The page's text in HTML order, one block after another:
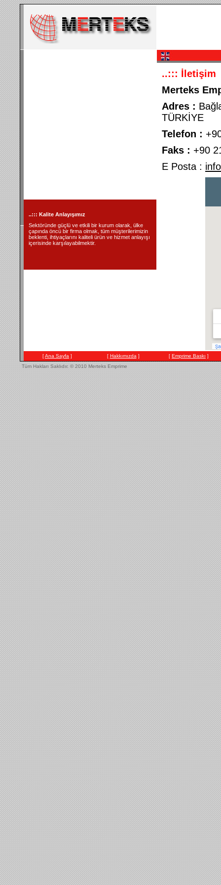
..::: Kalite Anlayışımız
Sektöründe güçlü ve etkili bir kurum olarak, ülke
çapında öncü bir firma olmak, tüm müşterilerimizin
beklenti, ihtiyaçlarını kaliteli ürün ve hizmet anlayışı
içerisinde karşılayabilmektir.
..::: İletişim
Merteks
Adres :
TÜRKİYE
Telefon :
Faks : +90
E Posta :
[Ana Sayfa ] [ Hakkımızda ] [ Emprime Baskı ]
Tüm Hakları Saklıdır.© 2010 Merteks Emprime